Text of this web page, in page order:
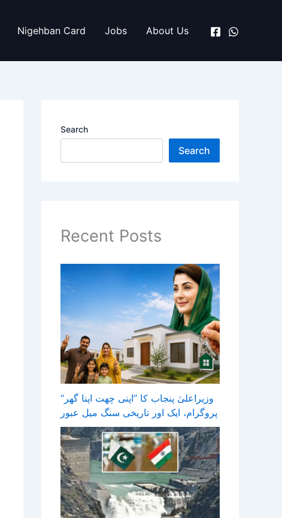
Nigehban Card Jobs About Us
Search
Search
Recent Posts
وزیراعلیٰ پنجاب کا ’’اپنی چھت اپنا گھر‘‘
پروگرام، ایک اور تاریخی سنگ میل عبور